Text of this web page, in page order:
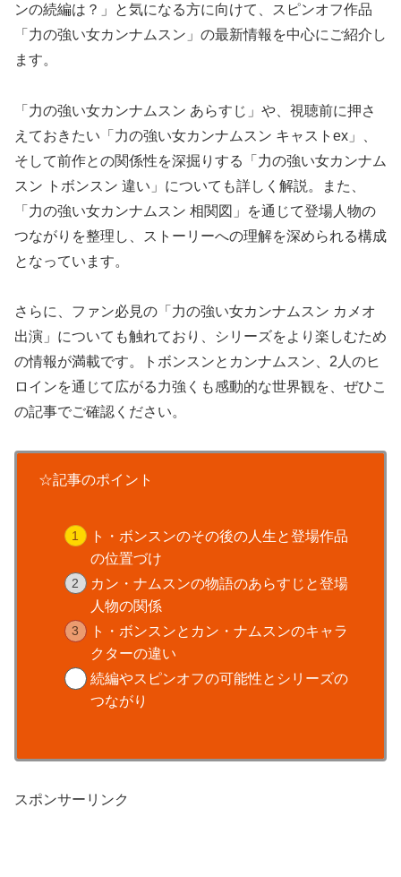
ンの続編は？」と気になる方に向けて、スピンオフ作品
「力の強い女カンナムスン」の最新情報を中心にご紹介し
ます。
「力の強い女カンナムスン あらすじ」や、視聴前に押さ
えておきたい「力の強い女カンナムスン キャストex」、
そして前作との関係性を深掘りする「力の強い女カンナム
スン トボンスン 違い」についても詳しく解説。また、
「力の強い女カンナムスン 相関図」を通じて登場人物の
つながりを整理し、ストーリーへの理解を深められる構成
となっています。
さらに、ファン必見の「力の強い女カンナムスン カメオ
出演」についても触れており、シリーズをより楽しむため
の情報が満載です。トボンスンとカンナムスン、2人のヒ
ロインを通じて広がる力強くも感動的な世界観を、ぜひこ
の記事でご確認ください。
☆記事のポイント
ト・ボンスンのその後の人生と登場作品
の位置づけ
カン・ナムスンの物語のあらすじと登場
人物の関係
ト・ボンスンとカン・ナムスンのキャラ
クターの違い
続編やスピンオフの可能性とシリーズの
つながり
スポンサーリンク